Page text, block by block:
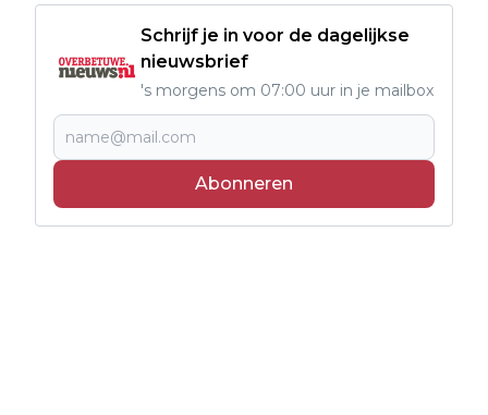
Schrijf je in voor de dagelijkse
nieuwsbrief
's morgens om 07:00 uur in je mailbox
Abonneren